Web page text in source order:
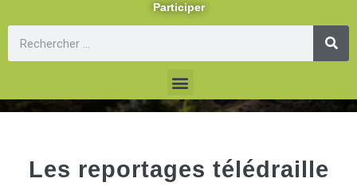
Participer
Les reportages télédraille